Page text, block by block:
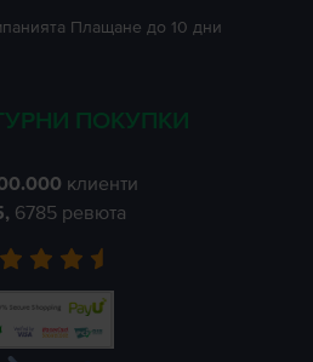
Плащане до 10 дни
ПОКУПКИ
клиенти
6785 ревюта